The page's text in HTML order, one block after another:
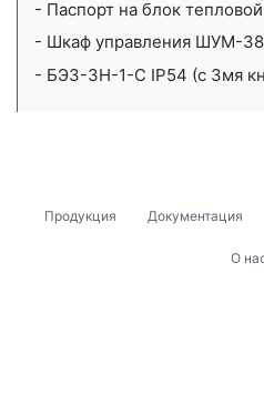
- Паспорт на блок
- Шкаф управления ШУМ-
- БЭЗ-3Н-1-С IP54 (с 3мя
Продукция Документация
О